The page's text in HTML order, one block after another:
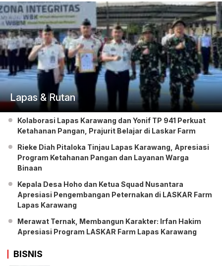
Lapas & Rutan
Kolaborasi Lapas Karawang dan Yonif TP 941 Perkuat
Ketahanan Pangan, Prajurit Belajar di Laskar Farm
Rieke Diah Pitaloka Tinjau Lapas Karawang, Apresiasi
Program Ketahanan Pangan dan Layanan Warga
Binaan
Kepala Desa Hoho dan Ketua Squad Nusantara
Apresiasi Pengembangan Peternakan di LASKAR Farm
Lapas Karawang
Merawat Ternak, Membangun Karakter: Irfan Hakim
Apresiasi Program LASKAR Farm Lapas Karawang
BISNIS